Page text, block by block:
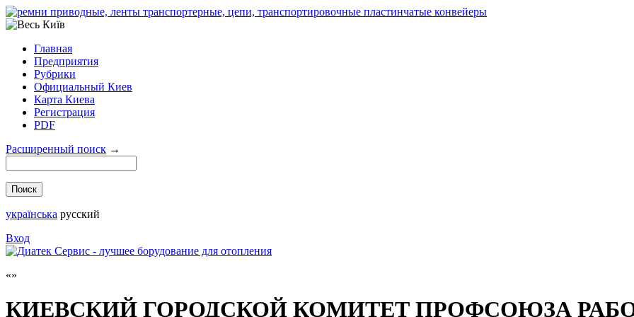
Главная
Предприятия
Рубрики
Официальный Киев
Карта Киева
Регистрация
PDF
Расширенный поиск →
українська русский
Вход
КИЕВСКИЙ ГОРОДСКОЙ КОМИТЕТ ПРОФСОЮЗА